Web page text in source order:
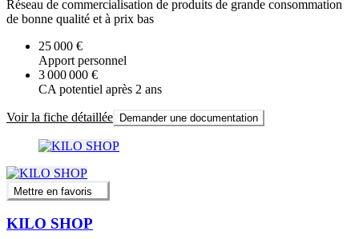
Réseau de commercialisation de produits de grande consommation
de bonne qualité et à prix bas
25 000 €
Apport personnel
3 000 000 €
CA potentiel après 2 ans
Voir la fiche détaillée Demander une documentation
Mettre en favoris
KILO SHOP